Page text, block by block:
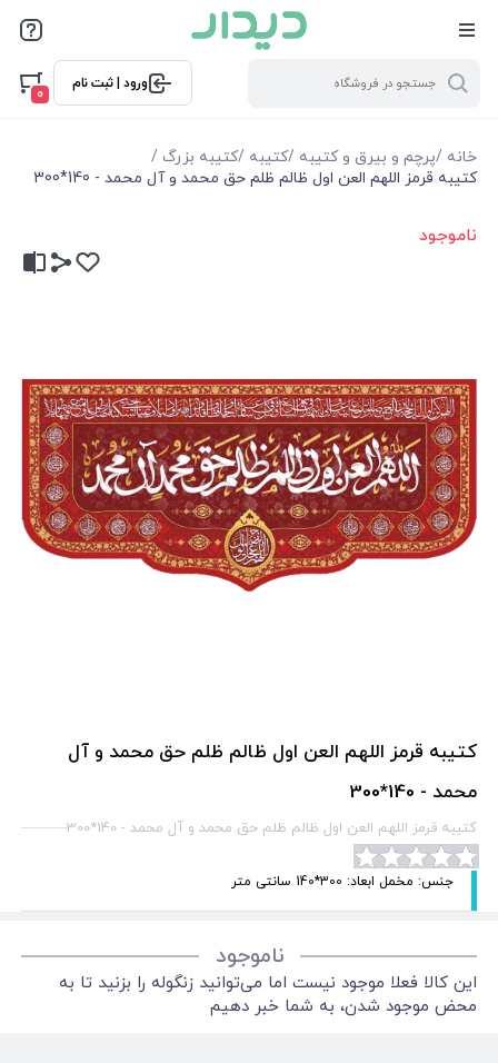
ورود | ثبت نام
0
خانه /پرچم و بیرق و کتیبه /کتیبه /کتیبه بزرگ /
کتیبه قرمز اللهم العن اول ظالم ظلم حق محمد و آل محمد - 140*300
ناموجود
کتیبه قرمز اللهم العن اول ظالم ظلم حق محمد و آل
محمد - 140*300
کتیبه قرمز اللهم العن اول ظالم ظلم حق محمد و آل محمد - 140*300
جنس: مخمل ابعاد: 300*140 سانتی متر
ناموجود
این کالا فعلا موجود نیست اما می‌توانید زنگوله را بزنید تا به
محض موجود شدن، به شما خبر دهیم